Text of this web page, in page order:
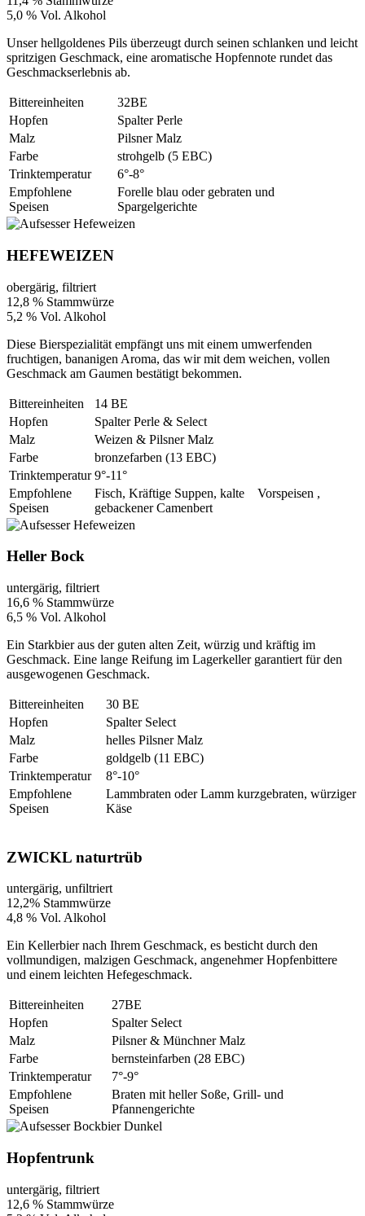
5,0 % Vol. Alkohol
Unser hellgoldenes Pils überzeugt durch seinen schlanken und leicht
spritzigen Geschmack, eine aromatische Hopfennote rundet das
Geschmackserlebnis ab.
Bittereinheiten
32BE
Hopfen
Spalter Perle
Malz
Pilsner Malz
Farbe
strohgelb (5 EBC)
Trinktemperatur
6°-8°
Empfohlene
Speisen
Forelle blau oder gebraten und
Spargelgerichte
HEFEWEIZEN
obergärig, filtriert
12,8 % Stammwürze
5,2 % Vol. Alkohol
Diese Bierspezialität empfängt uns mit einem umwerfenden
fruchtigen, bananigen Aroma, das wir mit dem weichen, vollen
Geschmack am Gaumen bestätigt bekommen.
Bittereinheiten
14 BE
Hopfen
Spalter Perle & Select
Malz
Weizen & Pilsner Malz
Farbe
bronzefarben (13 EBC)
Trinktemperatur 9°-11°
Empfohlene
Speisen
Fisch, Kräftige Suppen, kalte Vorspeisen ,
gebackener Camenbert
Heller Bock
untergärig, filtriert
16,6 % Stammwürze
6,5 % Vol. Alkohol
Ein Starkbier aus der guten alten Zeit, würzig und kräftig im
Geschmack. Eine lange Reifung im Lagerkeller garantiert für den
ausgewogenen Geschmack.
Bittereinheiten
30 BE
Hopfen
Spalter Select
Malz
helles Pilsner Malz
Farbe
goldgelb (11 EBC)
Trinktemperatur
8°-10°
Empfohlene
Speisen
Lammbraten oder Lamm kurzgebraten, würziger
Käse
ZWICKL naturtrüb
untergärig, unfiltriert
12,2% Stammwürze
4,8 % Vol. Alkohol
Ein Kellerbier nach Ihrem Geschmack, es besticht durch den
vollmundigen, malzigen Geschmack, angenehmer Hopfenbittere
und einem leichten Hefegeschmack.
Bittereinheiten
27BE
Hopfen
Spalter Select
Malz
Pilsner & Münchner Malz
Farbe
bernsteinfarben (28 EBC)
Trinktemperatur
7°-9°
Empfohlene
Speisen
Braten mit heller Soße, Grill- und
Pfannengerichte
Hopfentrunk
untergärig, filtriert
12,6 % Stammwürze